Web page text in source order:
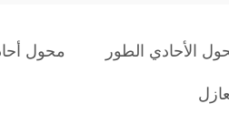
الأحادي الطور محول